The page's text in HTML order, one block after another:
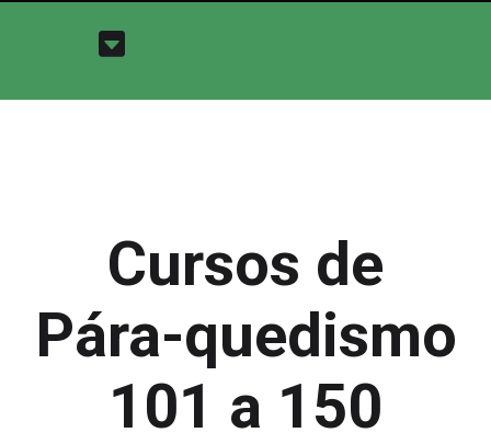
Cursos de
Pára-quedismo
101 a 150